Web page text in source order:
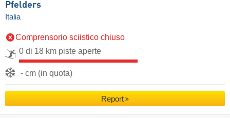
Pfelders
Italia
Comprensorio sciistico chiuso
0 di 18 km piste aperte
- cm (in quota)
Report